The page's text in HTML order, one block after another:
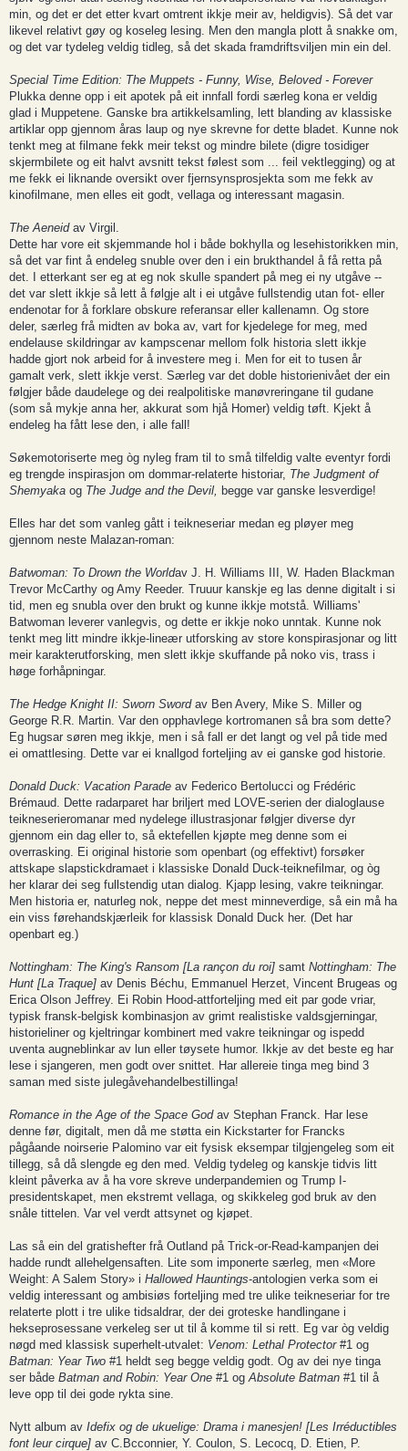
min, og det er det etter kvart omtrent ikkje meir av, heldigvis). Så det var
likevel relativt gøy og koseleg lesing. Men den mangla plott å snakke om,
og det var tydeleg veldig tidleg, så det skada framdriftsviljen min ein del.
Special Time Edition: The Muppets - Funny, Wise, Beloved - Forever
Plukka denne opp i eit apotek på eit innfall fordi særleg kona er veldig
glad i Muppetene. Ganske bra artikkelsamling, lett blanding av klassiske
artiklar opp gjennom åras laup og nye skrevne for dette bladet. Kunne nok
tenkt meg at filmane fekk meir tekst og mindre bilete (digre tosidiger
skjermbilete og eit halvt avsnitt tekst følest som ... feil vektlegging) og at
me fekk ei liknande oversikt over fjernsynsprosjekta som me fekk av
kinofilmane, men elles eit godt, vellaga og interessant magasin.
The Aeneidav Virgil.
Dette har vore eit skjemmande hol i både bokhylla og lesehistorikken min,
så det var fint å endeleg snuble over den i ein brukthandel å få retta på
det. I etterkant ser eg at eg nok skulle spandert på meg ei ny utgåve --
det var slett ikkje så lett å følgje alt i ei utgåve fullstendig utan fot- eller
endenotar for å forklare obskure referansar eller kallenamn. Og store
deler, særleg frå midten av boka av, vart for kjedelege for meg, med
endelause skildringar av kampscenar mellom folk historia slett ikkje
hadde gjort nok arbeid for å investere meg i. Men for eit to tusen år
gamalt verk, slett ikkje verst. Særleg var det doble historienivået der ein
følgjer både daudelege og dei realpolitiske manøvreringane til gudane
(som så mykje anna her, akkurat som hjå Homer) veldig tøft. Kjekt å
endeleg ha fått lese den, i alle fall!
Søkemotoriserte meg òg nyleg fram til to små tilfeldig valte eventyr fordi
eg trengde inspirasjon om dommar-relaterte historiar, The Judgment of
Shemyaka og The Judge and the Devil, begge var ganske lesverdige!
Elles har det som vanleg gått i teikneseriar medan eg pløyer meg
gjennom neste Malazan-roman:
Batwoman: To Drown the Worldav J. H. Williams III, W. Haden Blackman
Trevor McCarthy og Amy Reeder. Truuur kanskje eg las denne digitalt i si
tid, men eg snubla over den brukt og kunne ikkje motstå. Williams'
Batwoman leverer vanlegvis, og dette er ikkje noko unntak. Kunne nok
tenkt meg litt mindre ikkje-lineær utforsking av store konspirasjonar og litt
meir karakterutforsking, men slett ikkje skuffande på noko vis, trass i
høge forhåpningar.
The Hedge Knight II: Sworn Swordav Ben Avery, Mike S. Miller og
George R.R. Martin. Var den opphavlege kortromanen så bra som dette?
Eg hugsar søren meg ikkje, men i så fall er det langt og vel på tide med
ei omattlesing. Dette var ei knallgod forteljing av ei ganske god historie.
Donald Duck: Vacation Parade av Federico Bertolucci og Frédéric
Brémaud. Dette radarparet har briljert med LOVE-serien der dialoglause
teikneserieromanar med nydelege illustrasjonar følgjer diverse dyr
gjennom ein dag eller to, så ektefellen kjøpte meg denne som ei
overrasking. Ei original historie som openbart (og effektivt) forsøker
attskape slapstickdramaet i klassiske Donald Duck-teiknefilmar, og òg
her klarar dei seg fullstendig utan dialog. Kjapp lesing, vakre teikningar.
Men historia er, naturleg nok, neppe det mest minneverdige, så ein må ha
ein viss førehandskjærleik for klassisk Donald Duck her. (Det har
openbart eg.)
Nottingham: The King's Ransom [La rançon du roi] samt Nottingham: The
Hunt [La Traque] av Denis Béchu, Emmanuel Herzet, Vincent Brugeas og
Erica Olson Jeffrey. Ei Robin Hood-attforteljing med eit par gode vriar,
typisk fransk-belgisk kombinasjon av grimt realistiske valdsgjerningar,
historieliner og kjeltringar kombinert med vakre teikningar og ispedd
uventa augneblinkar av lun eller tøysete humor. Ikkje av det beste eg har
lese i sjangeren, men godt over snittet. Har allereie tinga meg bind 3
saman med siste julegåvehandelbestillinga!
Romance in the Age of the Space Godav Stephan Franck. Har lese
denne før, digitalt, men då me støtta ein Kickstarter for Francks
pågåande noirserie Palomino var eit fysisk eksempar tilgjengeleg som eit
tillegg, så då slengde eg den med. Veldig tydeleg og kanskje tidvis litt
kleint påverka av å ha vore skreve underpandemien og Trump I-
presidentskapet, men ekstremt vellaga, og skikkeleg god bruk av den
snåle tittelen. Var vel verdt attsynet og kjøpet.
Las så ein del gratishefter frå Outland på Trick-or-Read-kampanjen dei
hadde rundt allehelgensaften. Lite som imponerte særleg, men «More
Weight: A Salem Story» i Hallowed Hauntings-antologien verka som ei
veldig interessant og ambisiøs forteljing med tre ulike teikneseriar for tre
relaterte plott i tre ulike tidsaldrar, der dei groteske handlingane i
hekseprosessane verkeleg ser ut til å komme til si rett. Eg var òg veldig
nøgd med klassisk superhelt-utvalet: Venom: Lethal Protector#1 og
Batman: Year Two #1 heldt seg begge veldig godt. Og av dei nye tinga
ser både Batman and Robin: Year One #1 og Absolute Batman #1 til å
leve opp til dei gode rykta sine.
Nytt album av Idefix og de ukuelige: Drama i manesjen! [Les Irréductibles
font leur cirque] av C.Bcconnier, Y. Coulon, S. Lecocq, D. Etien, P.